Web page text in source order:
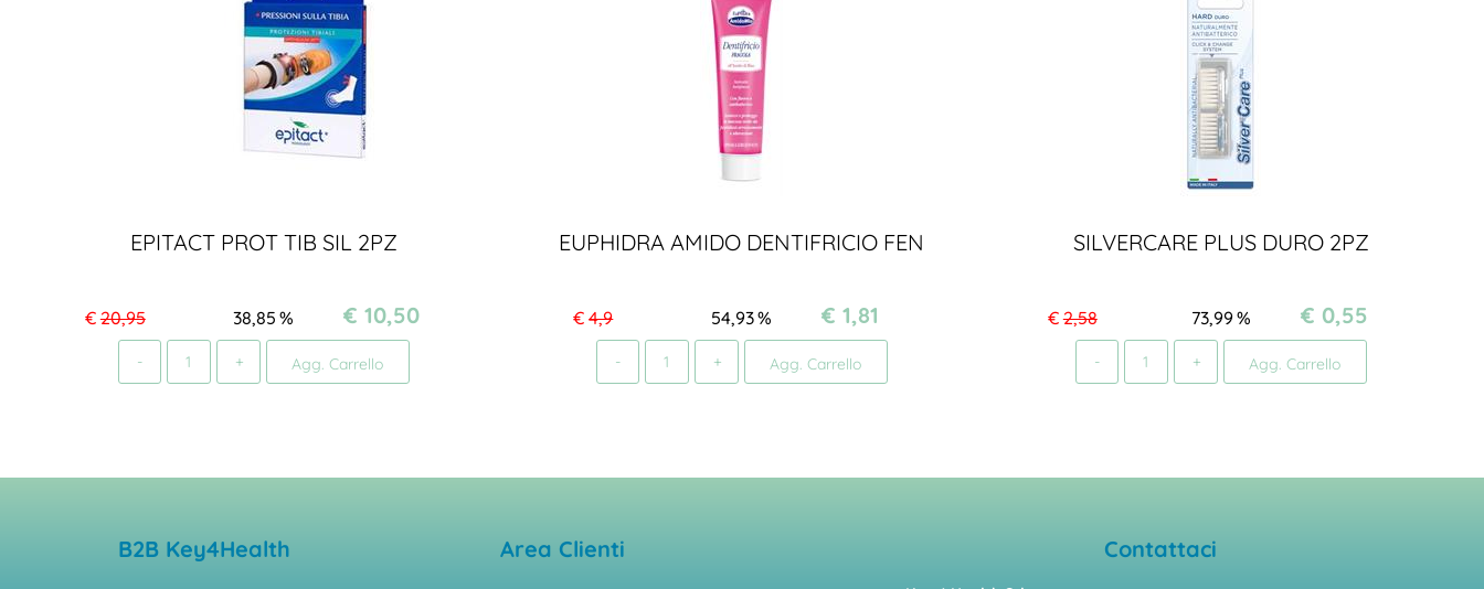
EPITACT PROT TIB SIL 2PZ
€20,95 %
38,85 € 10,50
Agg. Carrello
EUPHIDRA AMIDO DENTIFRICIO FEN
€ 4,9 %
54,93 € 1,81
Agg. Carrello
SILVERCARE PLUS DURO 2PZ
€2,58 %
73,99 € 0,55
Agg. Carrello
B2B Key4Health Area Clienti Contattaci